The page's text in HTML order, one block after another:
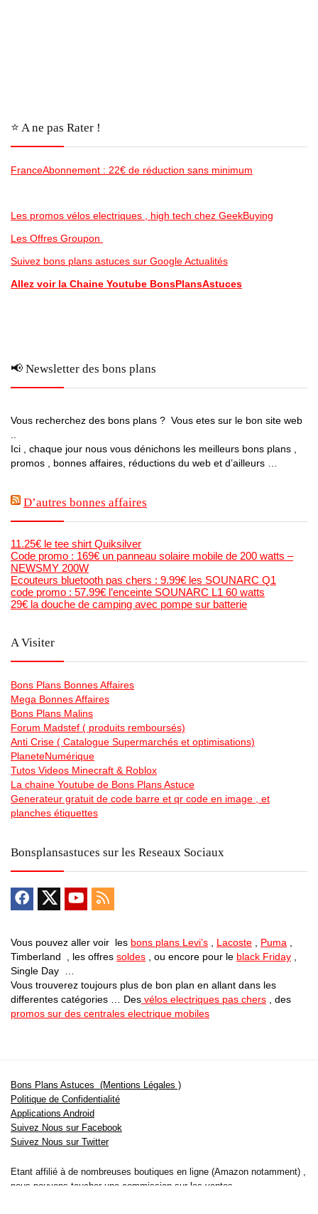
⭐️ A ne pas Rater !
FranceAbonnement : 22€ de réduction sans minimum
Les promos vélos electriques , high tech chez GeekBuying
Les Offres Groupon
Suivez bons plans astuces sur Google Actualités
Allez voir la Chaine Youtube BonsPlansAstuces
📢 Newsletter des bons plans
Vous recherchez des bons plans ? Vous etes sur le bon site web
Ici , chaque jour nous vous dénichons les meilleurs bons plans ,
promos , bonnes affaires, réductions du web et d’ailleurs …
D’autres bonnes affaires
11.25€ le tee shirt Quiksilver
Code promo : 169€ un panneau solaire mobile de 200 watts –
NEWSMY 200W
Ecouteurs bluetooth pas chers : 9.99€ les SOUNARC Q1
code promo : 57.99€ l’enceinte SOUNARC L1 60 watts
29€ la douche de camping avec pompe sur batterie
A Visiter
Bons Plans Bonnes Affaires
Mega Bonnes Affaires
Bons Plans Malins
Forum Madstef ( produits remboursés)
Anti Crise ( Catalogue Supermarchés et optimisations)
PlaneteNumérique
Tutos Videos Minecraft & Roblox
La chaine Youtube de Bons Plans Astuce
Generateur gratuit de code barre et qr code en image , et
planches étiquettes
Bonsplansastuces sur les Reseaux Sociaux
Vous pouvez aller voir les bons plans Levi’s Lacoste Puma
Timberland , les offres soldes , ou encore pour le black Friday
Single Day …
Vous trouverez toujours plus de bon plan en allant dans les
differentes catégories … Des vélos electriques pas chers , des
promos sur des centrales electrique mobiles
Bons Plans Astuces (Mentions Légales )
Politique de Confidentialité
Applications Android
Suivez Nous sur Facebook
Suivez Nous sur Twitter
Etant affilié à de nombreuses boutiques en ligne (Amazon notamment) ,
nous pouvons toucher une commission sur les ventes .